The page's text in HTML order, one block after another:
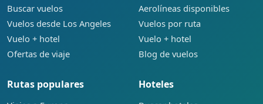
Buscar vuelos
Vuelos desde Los Angeles
Vuelo + hotel
Ofertas de viaje
Aerolíneas disponibles
Vuelos por ruta
Vuelo + hotel
Blog de vuelos
Rutas populares Hoteles